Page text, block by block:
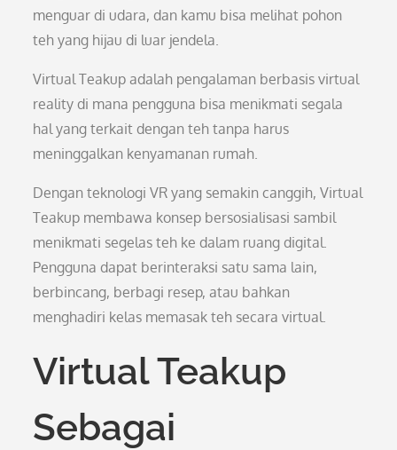
menguar di udara, dan kamu bisa melihat pohon
teh yang hijau di luar jendela.
Virtual Teakup adalah pengalaman berbasis virtual
reality di mana pengguna bisa menikmati segala
hal yang terkait dengan teh tanpa harus
meninggalkan kenyamanan rumah.
Dengan teknologi VR yang semakin canggih, Virtual
Teakup membawa konsep bersosialisasi sambil
menikmati segelas teh ke dalam ruang digital.
Pengguna dapat berinteraksi satu sama lain,
berbincang, berbagi resep, atau bahkan
menghadiri kelas memasak teh secara virtual.
Virtual Teakup
Sebagai